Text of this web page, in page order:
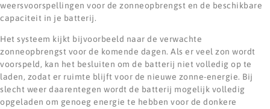
weersvoorspellingen voor de zonneopbrengst en de beschikbare
capaciteit in je batterij.
Het systeem kijkt bijvoorbeeld naar de verwachte
zonneopbrengst voor de komende dagen. Als er veel zon wordt
voorspeld, kan het besluiten om de batterij niet volledig op te
laden, zodat er ruimte blijft voor de nieuwe zonne-energie. Bij
slecht weer daarentegen wordt de batterij mogelijk volledig
opgeladen om genoeg energie te hebben voor de donkere